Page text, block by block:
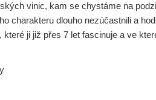
vinic, kam se chystáme na
charakteru dlouho nezúčastnili a
které ji již přes 7 let fascinuje a ve